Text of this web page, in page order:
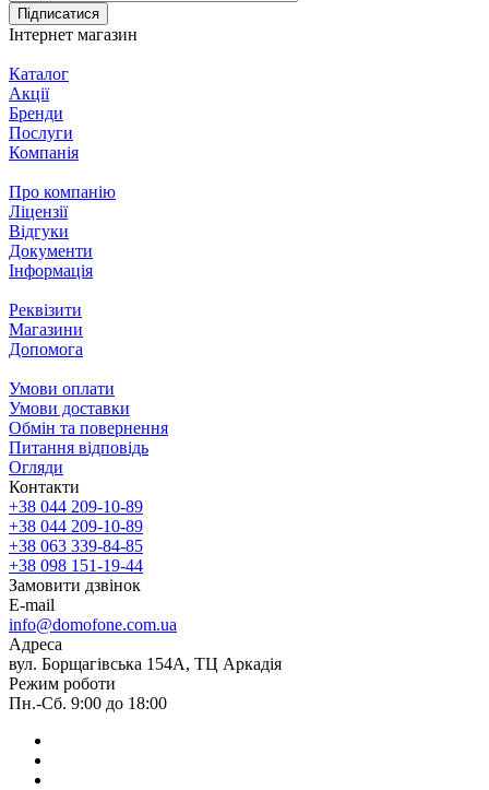
Підписатися
Інтернет магазин
Каталог
Акції
Бренди
Послуги
Компанія
Про компанію
Ліцензії
Відгуки
Документи
Інформація
Реквізити
Магазини
Допомога
Умови оплати
Умови доставки
Обмін та повернення
Питання відповідь
Огляди
Контакти
+38 044 209-10-89
+38 044 209-10-89
+38 063 339-84-85
+38 098 151-19-44
Замовити дзвінок
E-mail
info@domofone.com.ua
Адреса
вул. Борщагівська 154А, ТЦ Аркадія
Режим роботи
Пн.-Сб. 9:00 до 18:00